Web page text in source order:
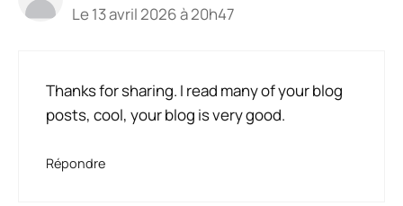
Le 13 avril 2026 à 20h47
Thanks for sharing. I read many of your blog
posts, cool, your blog is very good.
Répondre